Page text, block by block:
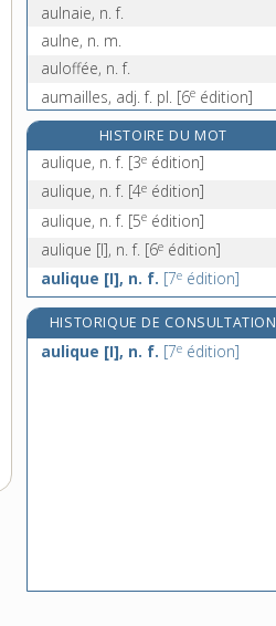
aulnaie, n. f.
aulne, n. m.
auloffée, n. f.
aumailles, adj. f. pl. [6e édition]
aumône, n. f.
aumôner, v. tr.[7eédition]
aumônerie, n. f.
aumônier [I], n. m.
aumônier, -ière [II], adj.
HISTOIRE DU MOT
aulique, n. f. [3e édition]
aulique, n. f. [4e édition]
aulique, n. f. [5e édition]
aulique [I], n. f. [6e édition]
aulique [I], n. f. [7e édition]
HISTORIQUE DE CONSULTATION
aulique [I], n. f. [7e édition]